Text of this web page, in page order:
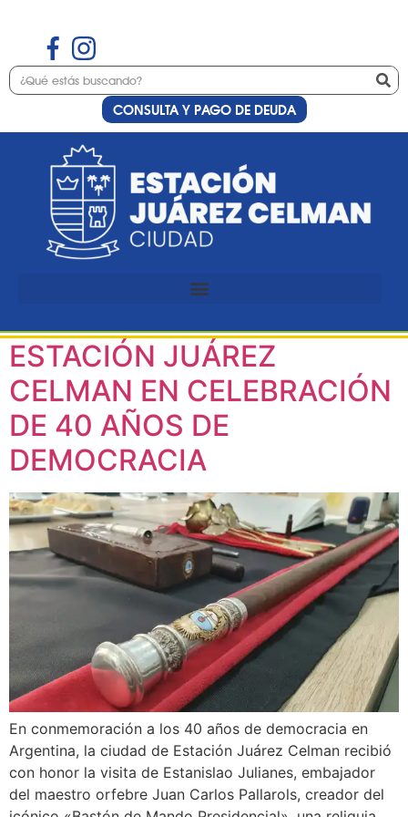
CONSULTA Y PAGO DE DEUDA
Etiqueta:Bastón
Presidencial
EL BASTÓN DE MANDO
ESTACIÓN JUÁREZ
CELMAN EN CELEBRACIÓN
DE 40 AÑOS DE
DEMOCRACIA
En conmemoración a los 40 años de democracia en
Argentina, la ciudad de Estación Juárez Celman recibió
con honor la visita de Estanislao Julianes, embajador
del maestro orfebre Juan Carlos Pallarols, creador del